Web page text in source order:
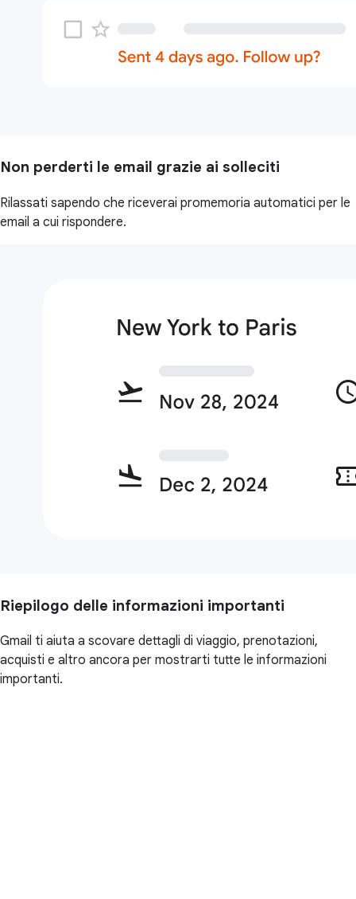
Non perderti le email grazie ai solleciti
Rilassati sapendo che riceverai promemoria automatici per le
email a cui rispondere.
Riepilogo delle informazioni importanti
Gmail ti aiuta a scovare dettagli di viaggio, prenotazioni,
acquisti e altro ancora per mostrarti tutte le informazioni
importanti.